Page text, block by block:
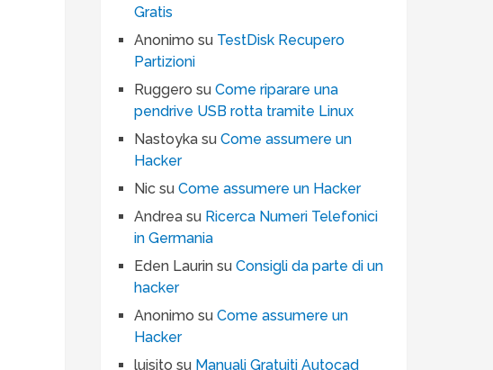
Gratis
Anonimo su TestDisk Recupero
Partizioni
Ruggero suCome riparare una
pendrive USB rotta tramite Linux
Nastoyka suCome assumere un
Hacker
Nic suCome assumere un Hacker
Andrea su Ricerca Numeri Telefonici
in Germania
Eden Laurin suConsigli da parte di un
hacker
Anonimo suCome assumere un
Hacker
luisito su Manuali Gratuiti Autocad